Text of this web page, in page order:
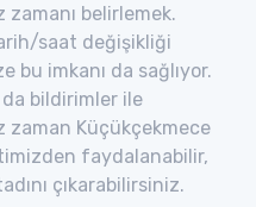
belirlemek.
saat değişikliği
bu imkanı da sağlıyor.
da bildirimler ile
Küçükçekmece
faydalanabilir,
çıkarabilirsiniz.